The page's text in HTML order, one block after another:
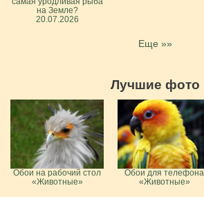
на Земле?
20.07.2026
Еще »»
Лучшие фото
Обои на рабочий стол
«Животные»
Обои для телефона
«Животные»